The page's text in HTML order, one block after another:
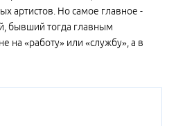
артистов. Но самое главное -
бывший тогда главным
на «работу» или «службу», а в